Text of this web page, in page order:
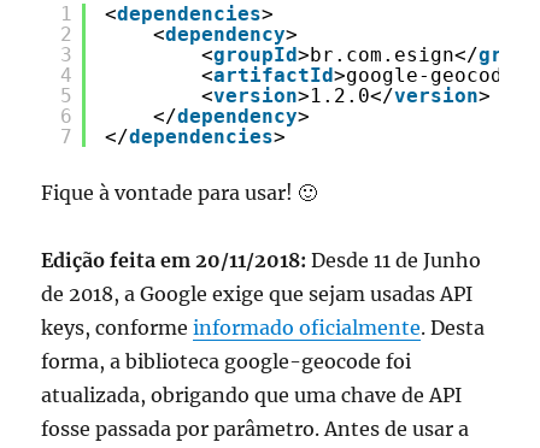
1
2
3
4
5
6
7
<dependencies>
<dependency>
<groupId>br.com.esign</
<artifactId>google-geocode</
<version>1.2.0</version>
</dependency>
</dependencies>
Fique à vontade para usar! 🙂
Edição feita em 20/11/2018: Desde 11 de Junho
de 2018, a Google exige que sejam usadas API
keys, conformeinformado oficialmente. Desta
forma, a biblioteca google-geocode foi
atualizada, obrigando que uma chave de API
fosse passada por parâmetro. Antes de usar a